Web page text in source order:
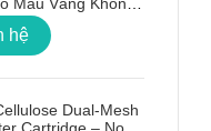
hệ
Dual-Mesh